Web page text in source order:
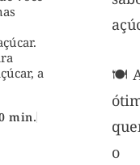
a
min.
🍽️
o